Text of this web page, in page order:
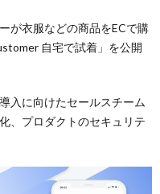
が衣服などの商品をECで購
自宅で試着」を公開
入に向けたセールスチーム
、プロダクトのセキュリテ